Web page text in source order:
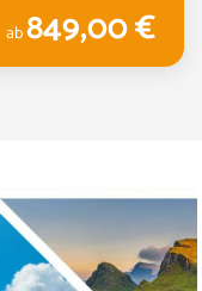
ab849,00 €